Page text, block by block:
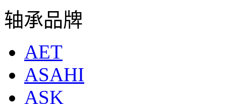
轴承品牌
AET
ASAHI
ASK